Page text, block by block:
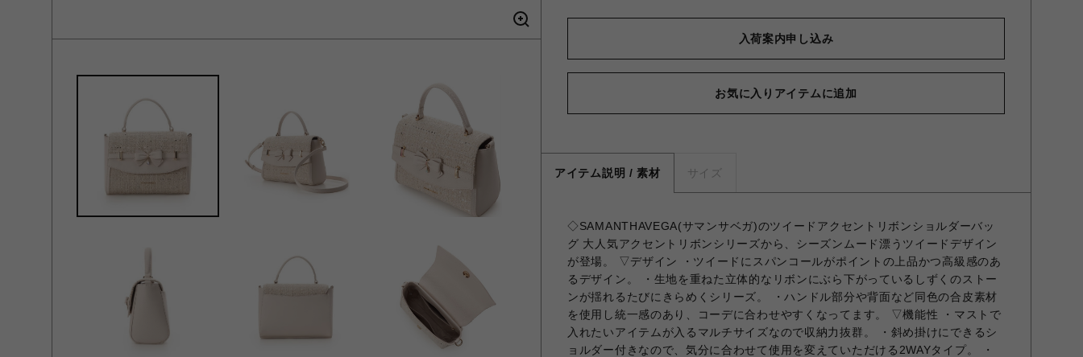
入荷案内申し込み
お気に入りアイテムに追加
アイテム説明 / 素材 サイズ
◇SAMANTHAVEGA(サマンサベガ)のツイードアクセントリボンショルダーバッ
グ 大人気アクセントリボンシリーズから、シーズンムード漂うツイードデザイン
が登場。 ▽デザイン ・ツイードにスパンコールがポイントの上品かつ高級感のあ
るデザイン。 ・生地を重ねた立体的なリボンにぶら下がっているしずくのストー
ンが揺れるたびにきらめくシリーズ。 ・ハンドル部分や背面など同色の合皮素材
を使用し統一感のあり、コーデに合わせやすくなってます。 ▽機能性 ・マストで
入れたいアイテムが入るマルチサイズなので収納力抜群。 ・斜め掛けにできるシ
ョルダー付きなので、気分に合わせて使用を変えていただける2WAYタイプ。 ・